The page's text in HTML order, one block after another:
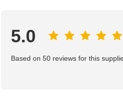
5.0
Based on 50 reviews for this